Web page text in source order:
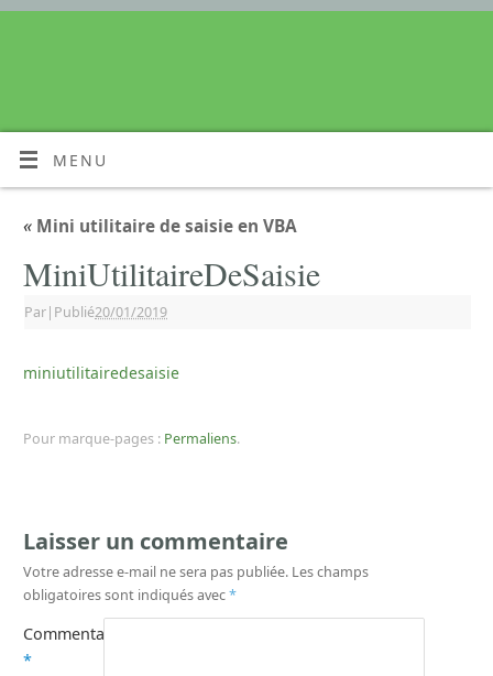
MENU
« Mini utilitaire de saisie en VBA
MiniUtilitaireDeSaisie
Par| Publié20/01/2019
miniutilitairedesaisie
Pour marque-pages : Permaliens.
Laisser un commentaire
Votre adresse e-mail ne sera pas publiée. Les champs
obligatoires sont indiqués avec*
Commentaire
*